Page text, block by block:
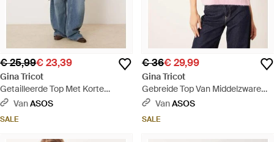
€ 25,99€ 23,39
Gina Tricot
Getailleerde Top Met Korte
Mouwen - Wit
VanASOS
SALE
€ 36€ 29,99
Gina Tricot
Gebreide Top Van Middelzware
Stof Met Korte Mouwen En Ronde
VanASOS
SALE